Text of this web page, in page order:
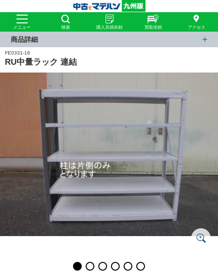
メニュー 検索 購入見積依頼 買取依頼 アクセス
商品詳細
FE0331-16
RU中量ラック 連結